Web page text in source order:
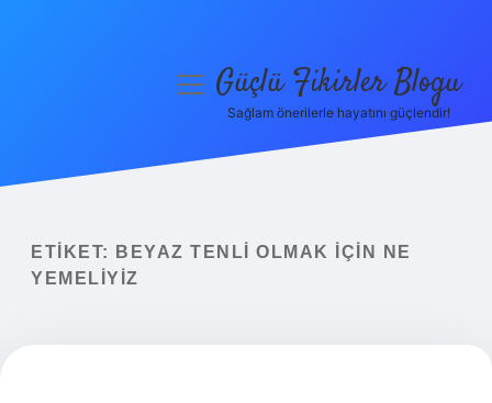
Yasal Uyarı
menüyüGüçlü Fikirler Blogu
Sağlam önerilerle hayatını güçlendir!
ETIKET:
BEYAZ TENLI OLMAK IÇIN NE
YEMELIYIZ